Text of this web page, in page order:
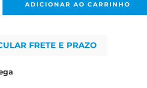
ADICIONAR AO CARRINHO
FRETE E PRAZO